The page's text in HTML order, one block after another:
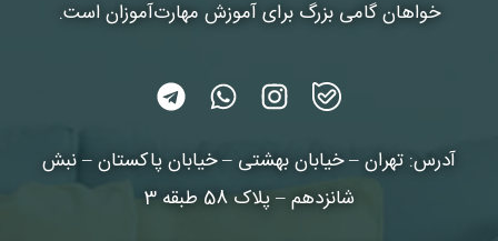
خواهان گامی بزرگ برای آموزش مهارت‌آموزان است.
آدرس: تهران – خیابان بهشتی – خیابان پاکستان – نبش
شانزدهم – پلاک 58 طبقه 3